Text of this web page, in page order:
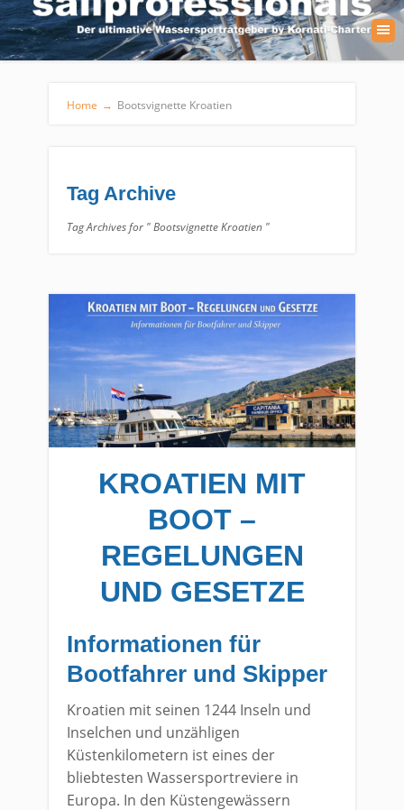
Home → Bootsvignette Kroatien
Tag Archive
Tag Archives for " Bootsvignette Kroatien "
KROATIEN MIT
BOOT –
REGELUNGEN
UND GESETZE
Informationen für
Bootfahrer und Skipper
Kroatien mit seinen 1244 Inseln und
Inselchen und unzähligen
Küstenkilometern ist eines der
bliebtesten Wassersportreviere in
Europa. In den Küstengewässern